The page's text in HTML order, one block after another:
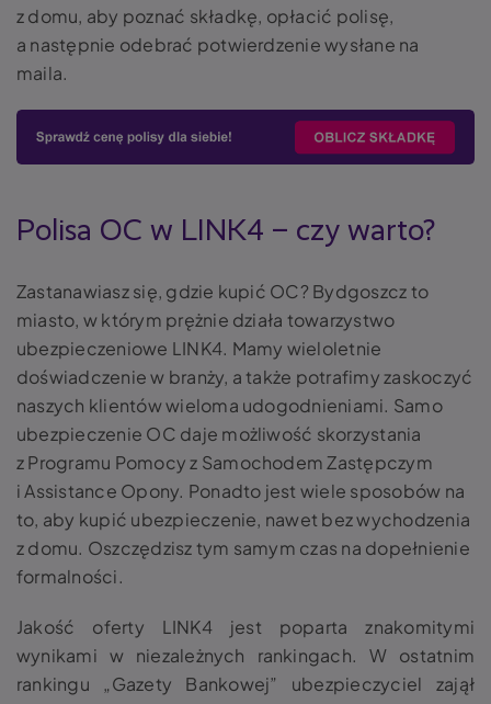
z domu, aby poznać składkę, opłacić polisę,
a następnie odebrać potwierdzenie wysłane na
maila.
Polisa OC w LINK4 – czy warto?
Zastanawiasz się, gdzie kupić OC? Bydgoszcz to
miasto, w którym prężnie działa towarzystwo
ubezpieczeniowe LINK4. Mamy wieloletnie
doświadczenie w branży, a także potrafimy zaskoczyć
naszych klientów wieloma udogodnieniami. Samo
ubezpieczenie OC daje możliwość skorzystania
z Programu Pomocy z Samochodem Zastępczym
i Assistance Opony. Ponadto jest wiele sposobów na
to, aby kupić ubezpieczenie, nawet bez wychodzenia
z domu. Oszczędzisz tym samym czas na dopełnienie
formalności.
Jakość oferty LINK4 jest poparta znakomitymi
wynikami w niezależnych rankingach. W ostatnim
rankingu „Gazety Bankowej” ubezpieczyciel zajął